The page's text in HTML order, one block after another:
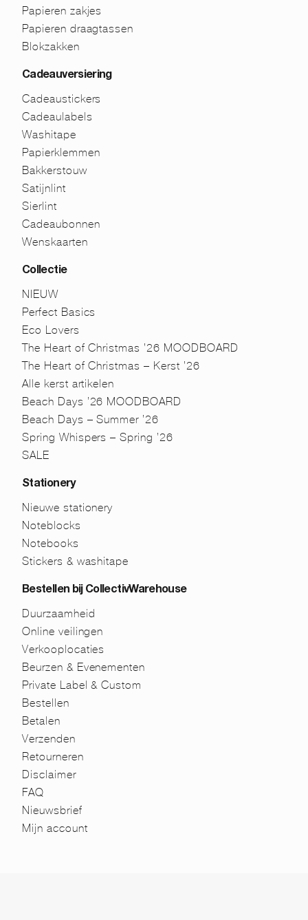
Papieren zakjes
Papieren draagtassen
Blokzakken
Cadeauversiering
Cadeaustickers
Cadeaulabels
Washitape
Papierklemmen
Bakkerstouw
Satijnlint
Sierlint
Cadeaubonnen
Wenskaarten
Collectie
NIEUW
Perfect Basics
Eco Lovers
The Heart of Christmas ’26 MOODBOARD
The Heart of Christmas – Kerst ’26
Alle kerst artikelen
Beach Days ’26 MOODBOARD
Beach Days – Summer ’26
Spring Whispers – Spring ’26
SALE
Stationery
Nieuwe stationery
Noteblocks
Notebooks
Stickers & washitape
Bestellen bij CollectivWarehouse
Duurzaamheid
Online veilingen
Verkooplocaties
Beurzen & Evenementen
Private Label & Custom
Bestellen
Betalen
Verzenden
Retourneren
Disclaimer
FAQ
Nieuwsbrief
Mijn account